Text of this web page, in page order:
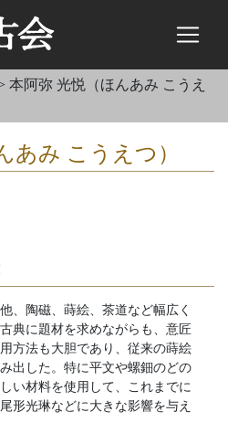
本阿弥 光悦（ほんあみ こうえ
あみ こうえつ）
、陶磁、蒔絵、茶道など幅広く
典に題材を求めながらも、意匠
方法も大胆であり、従来の蒔絵
出した。特に平文や螺鈿のどの
い材料を使用して、これまでに
形光琳などに大きな影響を与え